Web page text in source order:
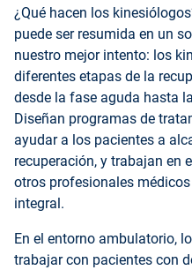
¿Qué hacen los
puede ser resumida en un
nuestro mejor intento: los
diferentes etapas de la
desde la fase aguda hasta
Diseñan programas de
ayudar a los pacientes a
recuperación, y trabajan en
otros profesionales
integral.
En el entorno ambulatorio,
trabajar con pacientes con